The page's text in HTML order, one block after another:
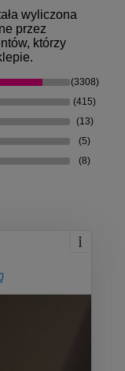
wyliczona
przez
którzy
(3308)
(415)
(13)
(5)
(8)